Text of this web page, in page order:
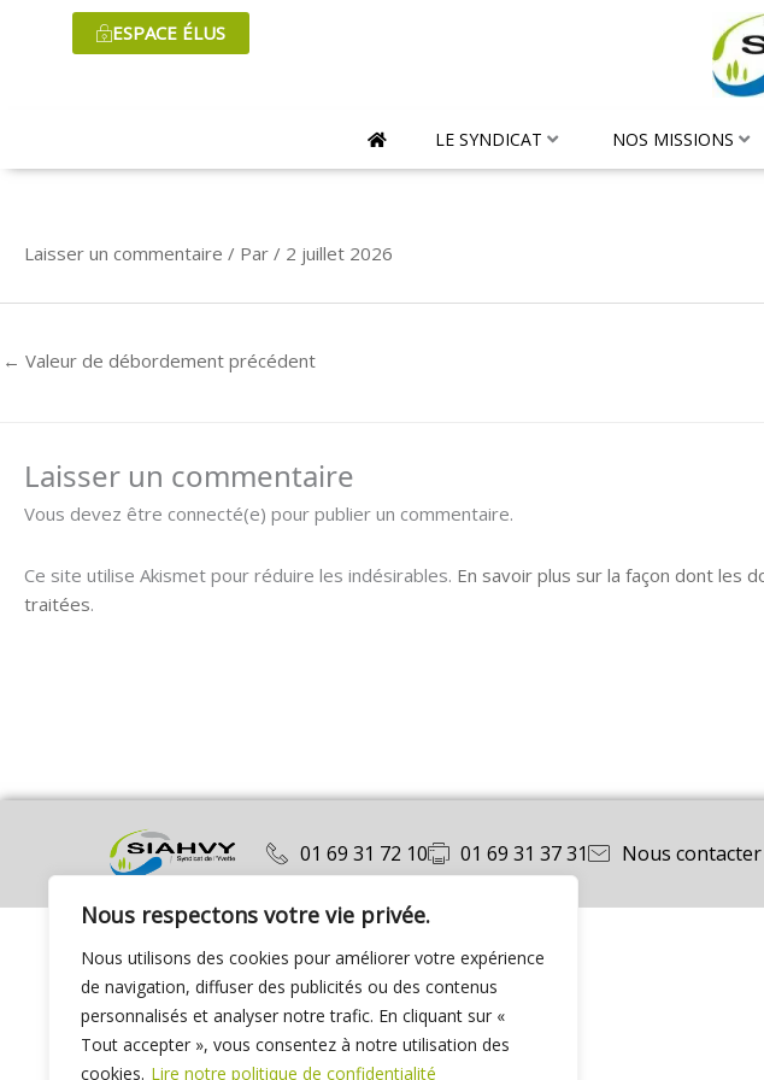
Nous respectons votre vie privée.
Nous utilisons des cookies pour améliorer votre expérience
de navigation, diffuser des publicités ou des contenus
personnalisés et analyser notre trafic. En cliquant sur «
Tout accepter », vous consentez à notre utilisation des
cookies. Lire notre politique de confidentialité
ESPACE ÉLUS
LE SYNDICAT NOS MISSIONS
Laisser un commentaire / Par / 2 juillet 2026
← Valeur de débordement précédent
Laisser un commentaire
Vous devez être connecté(e) pour publier un commentaire.
Ce site utilise Akismet pour réduire les indésirables. En savoir plus sur la façon dont les
traitées.
01 69 31 72 10 01 69 31 37 31 Nous contacter